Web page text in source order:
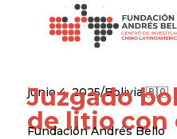
junio 4, 2025/Bolivia 🇧🇴
Juzgado
de litio con
Fundación Andrés Bello